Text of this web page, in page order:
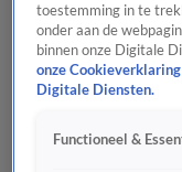
toestemming in te
onder aan de
binnen onze Digitale
onze
Digitale Diensten.
Functioneel &